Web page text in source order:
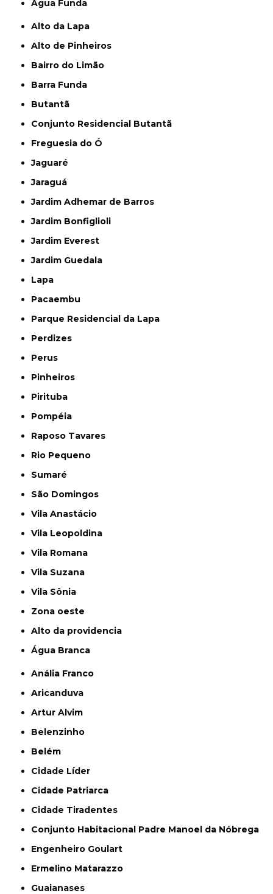
Água Funda
Alto da Lapa
Alto de Pinheiros
Bairro do Limão
Barra Funda
Butantã
Conjunto Residencial Butantã
Freguesia do Ó
Jaguaré
Jaraguá
Jardim Adhemar de Barros
Jardim Bonfiglioli
Jardim Everest
Jardim Guedala
Lapa
Pacaembu
Parque Residencial da Lapa
Perdizes
Perus
Pinheiros
Pirituba
Pompéia
Raposo Tavares
Rio Pequeno
Sumaré
São Domingos
Vila Anastácio
Vila Leopoldina
Vila Romana
Vila Suzana
Vila Sônia
Zona oeste
alto da providencia
Água Branca
Anália Franco
Aricanduva
Artur Alvim
Belenzinho
Belém
Cidade Líder
Cidade Patriarca
Cidade Tiradentes
Conjunto Habitacional Padre Manoel da Nóbrega
Engenheiro Goulart
Ermelino Matarazzo
Guaianases